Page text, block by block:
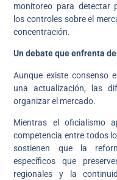
monitoreo para detectar
los controles sobre el
concentración.
Un debate que enfrenta
Aunque existe consenso
una actualización, las
organizar el mercado.
Mientras el oficialismo
competencia entre todos
sostienen que la
específicos que
regionales y la